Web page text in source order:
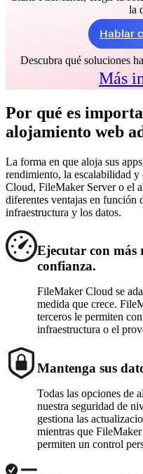
la
Hablar
Descubra qué soluciones
Más
Por qué es
alojamiento web
La forma en que aloja sus
rendimiento, la escalabilidad
Cloud, FileMaker Server o el
diferentes ventajas en función
infraestructura y los datos.
Ejecutar con más
confianza.
FileMaker Cloud se
medida que crece.
terceros le permiten
infraestructura o el
Mantenga sus
Todas las opciones de
nuestra seguridad de
gestiona las
mientras que
permiten un control